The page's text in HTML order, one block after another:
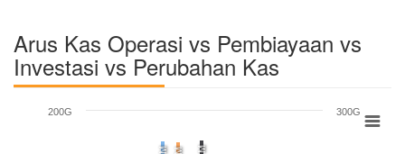
Arus Kas Operasi vs Pembiayaan vs
Investasi vs Perubahan Kas
200G 300G